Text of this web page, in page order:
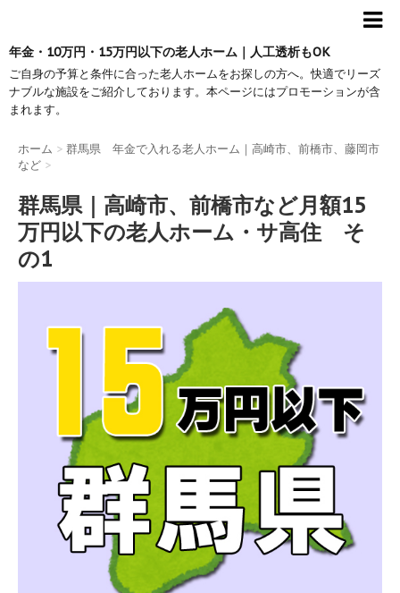
年金・10万円・15万円以下の老人ホーム｜人工透析もOK
ご自身の予算と条件に合った老人ホームをお探しの方へ。快適でリーズ
ナブルな施設をご紹介しております。本ページにはプロモーションが含
まれます。
ホーム > 群馬県 年金で入れる老人ホーム｜高崎市、前橋市、藤岡市
など >
群馬県｜高崎市、前橋市など月額15
万円以下の老人ホーム・サ高住 そ
の1